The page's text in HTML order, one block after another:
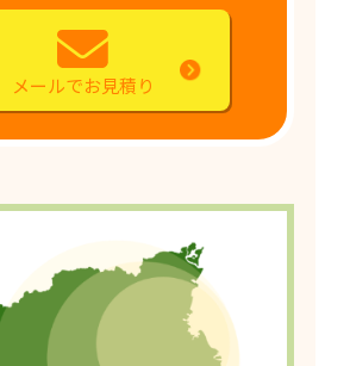
メールでお見積り